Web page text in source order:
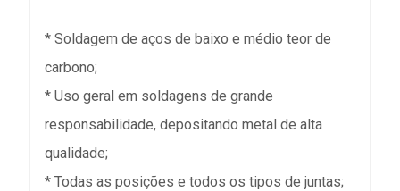
* Soldagem de aços de baixo e médio teor de
carbono;
* Uso geral em soldagens de grande
responsabilidade, depositando metal de alta
qualidade;
* Todas as posições e todos os tipos de juntas;